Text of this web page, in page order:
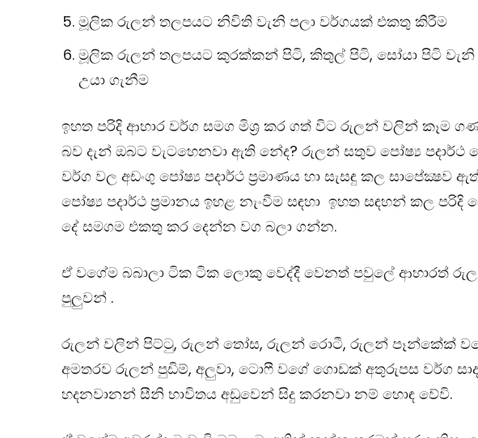
මූලික රුලන් තලපයට නිවිති වැනි පලා වර්ගයක් එකතු කිරීම
මූලික රුලන් තලපයට කුරක්කන් පිටි, කිතුල් පිටි, සෝයා පිටි
උයා ගැනීම
ඉහත පරිදි ආහාර වර්ග සමග මිශ්‍ර කර ගත් විට රුලන් වලින් කෑම
බව දැන් ඔබට වැටහෙනවා ඇති නේද? රුලන් සතුව පෝෂ්‍ය
වර්ග වල අඩංගු පෝෂ්‍ය පදාර්ථ ප්‍රමාණය හා සැසඳු කල සාපේක්‍ෂව
පෝෂ්‍ය පදාර්ථ ප්‍රමානය ඉහළ නැංවීම සඳහා ඉහත සඳහන් කල
දේ සමගම එකතු කර දෙන්න වග බලා ගන්න​.
ඒ වගේම බබාලා ටික ටික ලොකු වෙද්දී වෙනත් පවුලේ ආහාරත්
පුලුවන් .
රුලන් වලින් පිට්ටු, රුලන් තෝස, රුලන් රොටී, රුලන් පෑන්කේක්
අමතරව රුලන් පුඩිම්, අලුවා, ටොෆී වගේ ගොඩක් අතුරුපස වර්ග
හදනවානන් සීනි භාවිතය අඩුවෙන් සිදු කරනවා නම් හොඳ වේවි.